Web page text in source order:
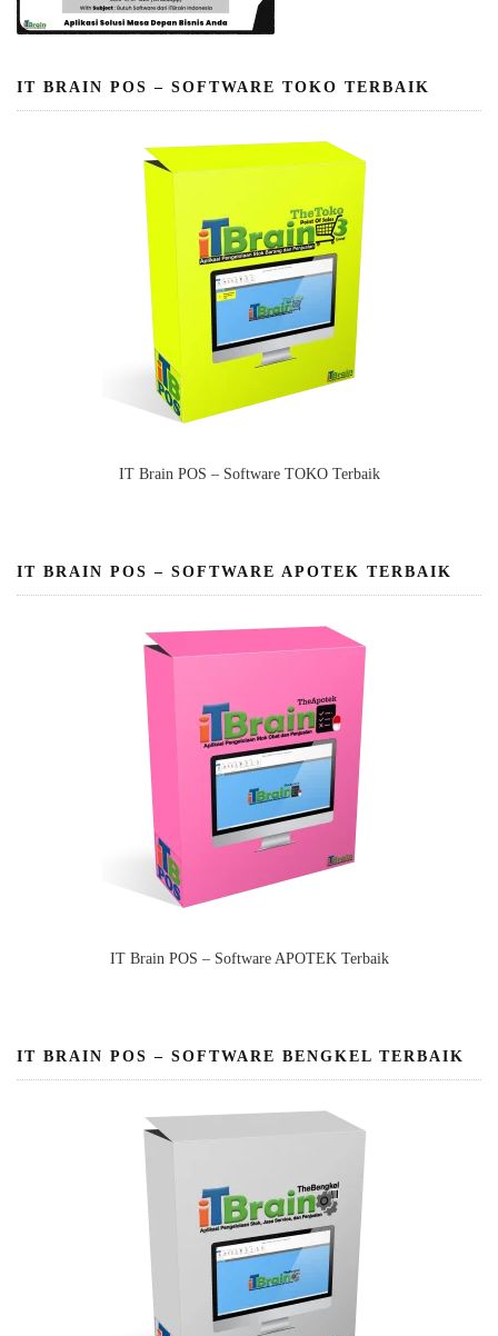
IT BRAIN POS – SOFTWARE TOKO TERBAIK
IT Brain POS – Software TOKO Terbaik
IT BRAIN POS – SOFTWARE APOTEK TERBAIK
IT Brain POS – Software APOTEK Terbaik
IT BRAIN POS – SOFTWARE BENGKEL TERBAIK